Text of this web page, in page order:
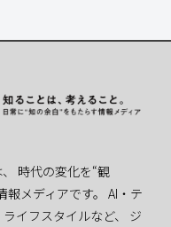
時代の変化を“観
報メディアです。 AI・テ
イフスタイルなど、 ジ